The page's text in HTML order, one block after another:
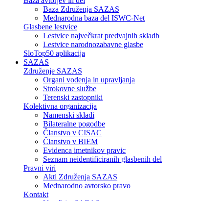
Baza Združenja SAZAS
Mednarodna baza del ISWC-Net
Glasbene lestvice
Lestvice največkrat predvajnih skladb
Lestvice narodnozabavne glasbe
SloTop50 aplikacija
SAZAS
Združenje SAZAS
Organi vodenja in upravljanja
Strokovne službe
Terenski zastopniki
Kolektivna organizacija
Namenski skladi
Bilateralne pogodbe
Članstvo v CISAC
Članstvo v BIEM
Evidenca imetnikov pravic
Seznam neidentificiranih glasbenih del
Pravni viri
Akti Združenja SAZAS
Mednarodno avtorsko pravo
Kontakt